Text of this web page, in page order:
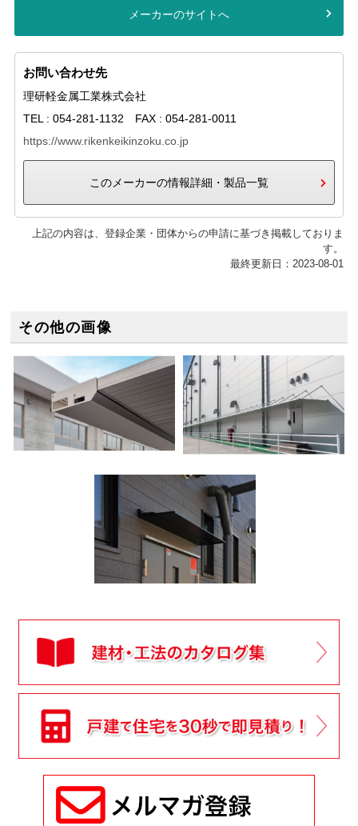
メーカーのサイトへ
お問い合わせ先
理研軽金属工業株式会社
TEL : 054-281-1132 FAX : 054-281-0011
https://www.rikenkeikinzoku.co.jp
このメーカーの情報詳細・製品一覧
上記の内容は、登録企業・団体からの申請に基づき掲載しておりま
す。
最終更新日：2023-08-01
その他の画像